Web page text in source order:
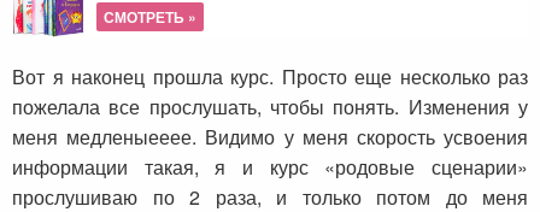
СМОТРЕТЬ »
Вот я наконец прошла курс. Просто еще несколько раз
пожелала все прослушать, чтобы понять. Изменения у
меня медленыееее. Видимо у меня скорость усвоения
информации такая, я и курс «родовые сценарии»
прослушиваю по 2 раза, и только потом до меня